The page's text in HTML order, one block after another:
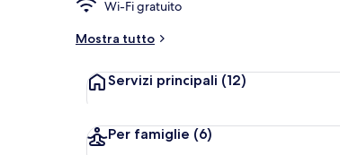
Wi-Fi gratuito
Mostra tutto
Servizi principali (12)
Per famiglie (6)